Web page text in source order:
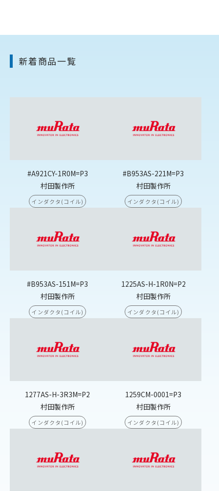
新着商品一覧
#A921CY-1R0M=P3
村田製作所
インダクタ(コイル)
#B953AS-221M=P3
村田製作所
インダクタ(コイル)
#B953AS-151M=P3
村田製作所
インダクタ(コイル)
1225AS-H-1R0N=P2
村田製作所
インダクタ(コイル)
1277AS-H-3R3M=P2
村田製作所
インダクタ(コイル)
1259CM-0001=P3
村田製作所
インダクタ(コイル)